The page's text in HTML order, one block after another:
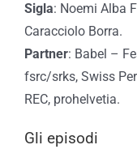
Sigla: Noemi Alba
Caracciolo Borra.
Partner: Babel –
fsrc/srks, Swiss
REC, prohelvetia.
Gli episodi